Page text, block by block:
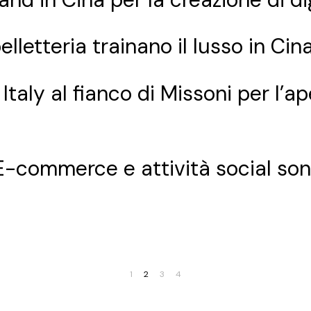
trainano il lusso in
al fianco di Missoni per
commerce e attività social
1 2 3 4